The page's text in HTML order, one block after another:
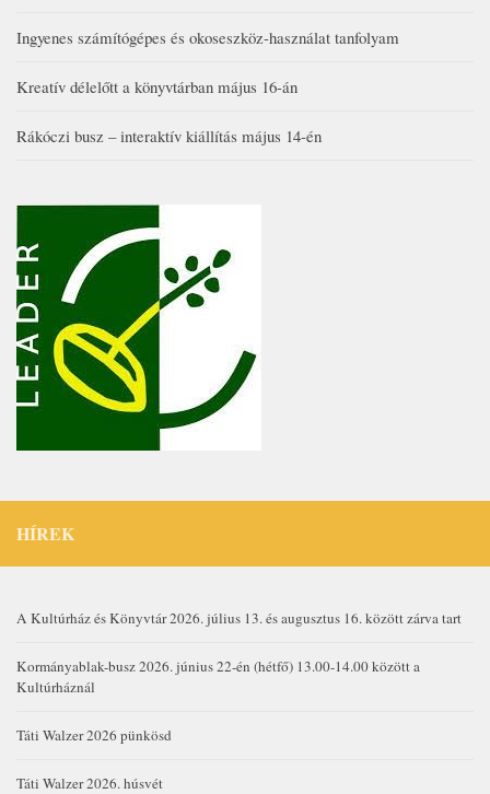
Ingyenes számítógépes és okoseszköz-használat tanfolyam
Kreatív délelőtt a könyvtárban május 16-án
Rákóczi busz – interaktív kiállítás május 14-én
HÍREK
A Kultúrház és Könyvtár 2026. július 13. és augusztus 16. között zárva tart
Kormányablak-busz 2026. június 22-én (hétfő) 13.00-14.00 között a
Kultúrháznál
Táti Walzer 2026 pünkösd
Táti Walzer 2026. húsvét